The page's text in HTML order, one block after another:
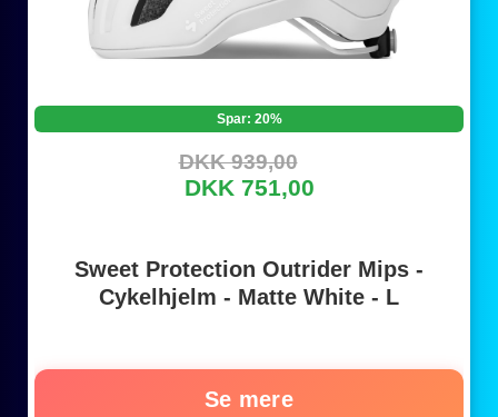
Spar: 20%
DKK 939,00
DKK 751,00
Sweet Protection Outrider Mips -
Cykelhjelm - Matte White - L
Se mere